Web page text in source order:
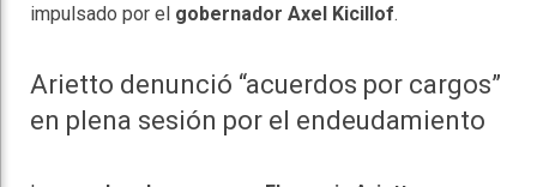
impulsado por el gobernador Axel Kicillof.
Arietto denunció “acuerdos por cargos”
en plena sesión por el endeudamiento